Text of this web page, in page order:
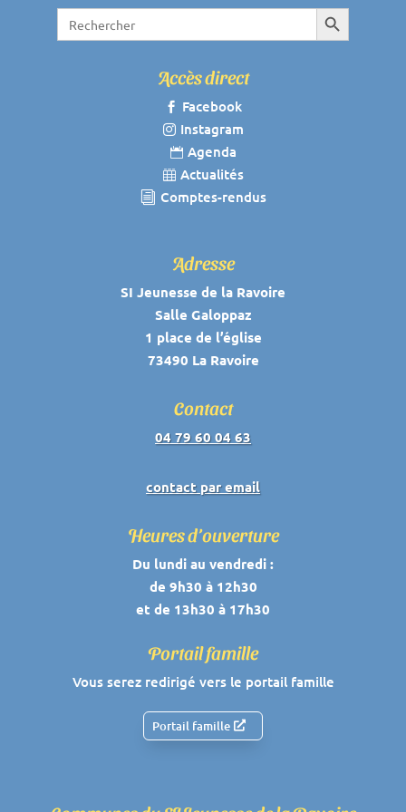
Search
for:
Search Button
Accès direct
 Facebook
 Instagram
 Agenda
 Actualités
i Comptes-rendus
Adresse
SI Jeunesse de la Ravoire
Salle Galoppaz
1 place de l’église
73490 La Ravoire
Contact
04 79 60 04 63
contact par email
Heures d’ouverture
Du lundi au vendredi :
de 9h30 à 12h30
et de 13h30 à 17h30
Portail famille
Vous serez redirigé vers le portail famille
Portail famille